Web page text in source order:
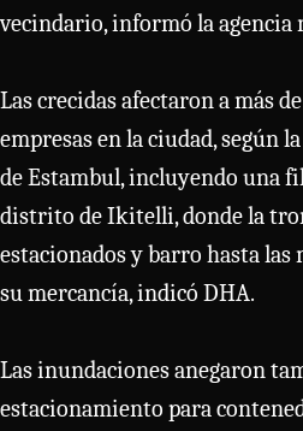
vecindario, informó la agencia
Las crecidas afectaron a más
empresas en la ciudad, según
de Estambul, incluyendo una
distrito de Ikitelli, donde la
estacionados y barro hasta las
su mercancía, indicó DHA.
Las inundaciones anegaron
estacionamiento para